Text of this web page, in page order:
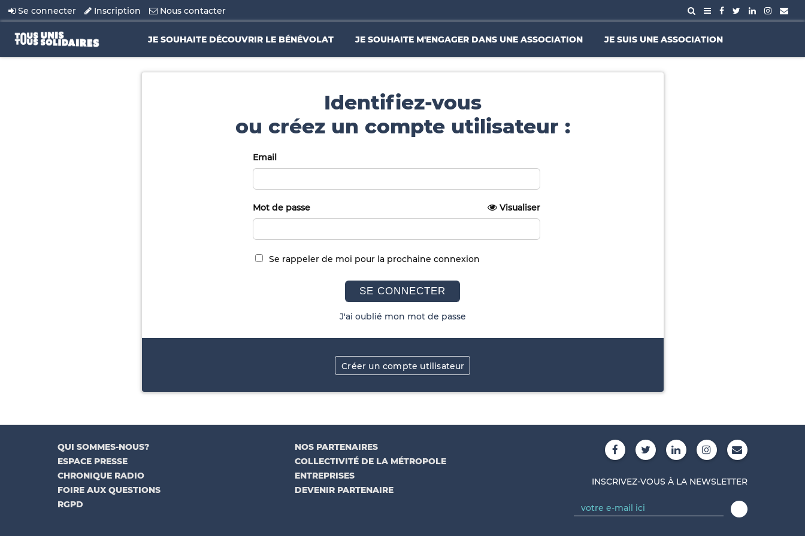
Se connecter Inscription Nous contacter
JE SOUHAITE DÉCOUVRIR LE BÉNÉVOLAT JE SOUHAITE M'ENGAGER DANS UNE ASSOCIATION JE SUIS UNE ASSOCIATION
Identifiez-vous
ou créez un compte utilisateur :
Email
Mot de passe Visualiser
Se rappeler de moi pour la prochaine connexion
SE CONNECTER
J'ai oublié mon mot de passe
Créer un compte utilisateur
QUI SOMMES-NOUS?
ESPACE PRESSE
CHRONIQUE RADIO
FOIRE AUX QUESTIONS
RGPD
NOS PARTENAIRES
COLLECTIVITÉ DE LA MÉTROPOLE
ENTREPRISES
DEVENIR PARTENAIRE
INSCRIVEZ-VOUS À LA NEWSLETTER